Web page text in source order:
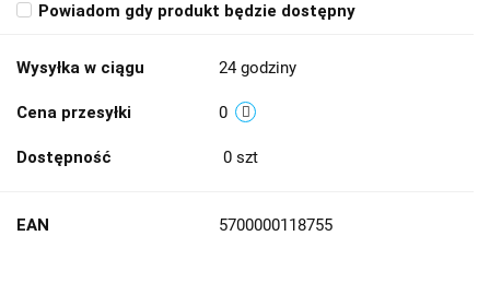
Powiadom gdy produkt będzie dostępny
Wysyłka w ciągu 24 godziny
Cena przesyłki 0
Dostępność 0 szt
EAN 5700000118755